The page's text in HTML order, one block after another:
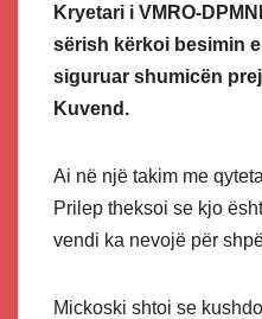
Kryetari i VMRO-
sërish kërkoi besimin
siguruar shumicën
Kuvend.
Ai në një takim me
Prilep theksoi se kjo
vendi ka nevojë për
Mickoski shtoi se